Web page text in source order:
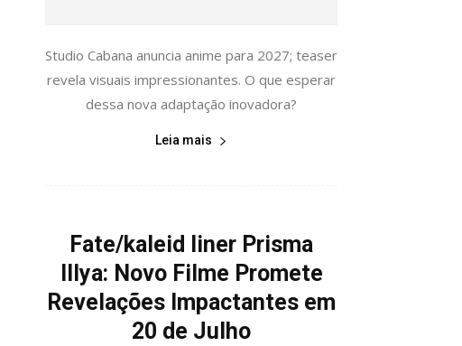
Studio Cabana anuncia anime para 2027; teaser
revela visuais impressionantes. O que esperar
dessa nova adaptação inovadora?
Leia mais
Fate/kaleid liner Prisma
Illya: Novo Filme Promete
Revelações Impactantes em
20 de Julho